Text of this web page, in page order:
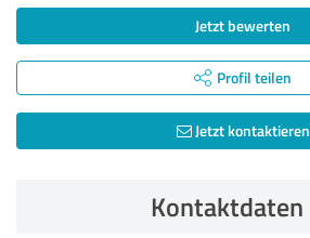
Jetzt bewerten
Profil teilen
Jetzt kontaktieren
Kontaktdaten